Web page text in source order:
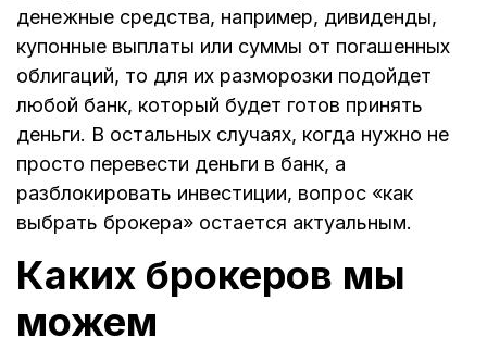
денежные средства, например, дивиденды,
купонные выплаты или суммы от погашенных
облигаций, то для их разморозки подойдет
любой банк, который будет готов принять
деньги. В остальных случаях, когда нужно не
просто перевести деньги в банк, а
разблокировать инвестиции, вопрос «как
выбрать брокера» остается актуальным.
Каких брокеров мы
можем